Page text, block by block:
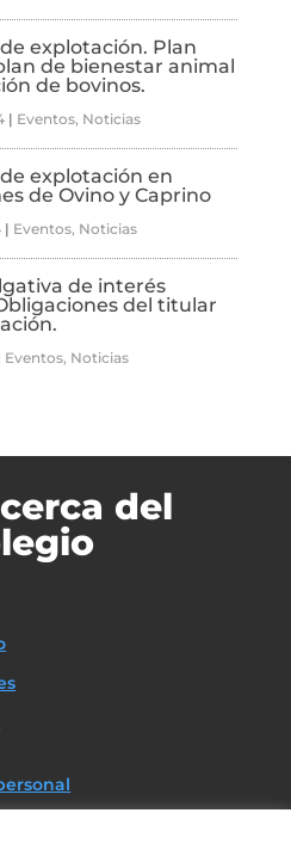
explotación. Plan
de bienestar animal
de bovinos.
| Eventos, Noticias
explotación en
de Ovino y Caprino
| Eventos, Noticias
de interés
del titular
Eventos, Noticias
del